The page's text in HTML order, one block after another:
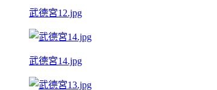
武德宮12.jpg
武德宮14.jpg